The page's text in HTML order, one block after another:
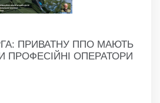
ПРИВАТНУ ППО МАЮТЬ
ПРОФЕСІЙНІ ОПЕРАТОРИ